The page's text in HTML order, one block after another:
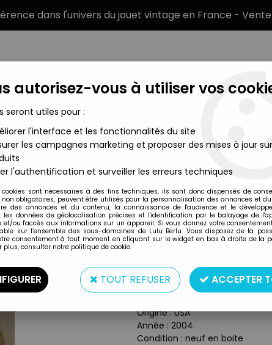
dans l'univers du jouet vintage en France -
MARQUES TYPE DE PRODUIT
of Arms Legendary Icons - General Nathan Bedford Forrest
Sideshow Collectibles
SIDESHOW TOY -
ICONS - GENERAL
Type : mannequin articulé
Matière : plastique, tissus
Origine : USA
Année : 2004
Condition : neuf en boite
autorisez-vous à utiliser vos
seront utiles pour :
l'interface et les fonctionnalités du site
les campagnes marketing et proposer des mises à jour
l'authentification et surveiller les erreurs techniques
cookies sont nécessaires à des fins techniques, ils sont donc dispensés de
non obligatoires, peuvent être utilisés pour la personnalisation des annonces et
des annonces et du contenu, la connaissance de l'audience et le
les données de géolocalisation précises et l'identification par le balayage de
et/ou l'accès aux informations sur un appareil. Si vous donnez votre
sur l’ensemble des sous-domaines de Lulu Berlu. Vous disposez de la
consentement à tout moment en cliquant sur le widget en bas à droite de la
plus, consulter notre politique de cookie.
TOUT REFUSER ACCEPTER